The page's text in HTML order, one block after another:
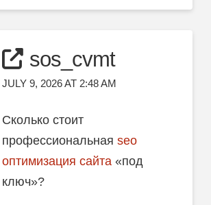
sos_cvmt
JULY 9, 2026 AT 2:48 AM
Сколько стоит
профессиональнаяseo
оптимизация сайта «под
ключ»?